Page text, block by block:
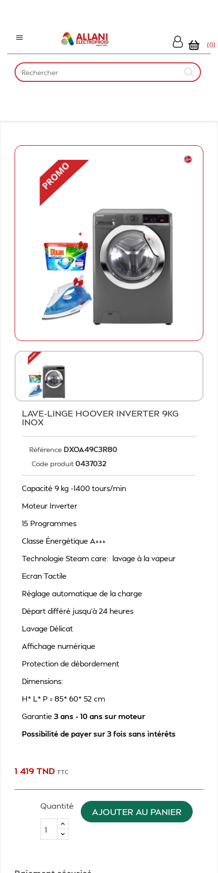

(0)
LAVE-LINGE HOOVER INVERTER 9KG
INOX
Référence DXOA49C3R80
Code produit 0437032
Capacité 9 kg -1400 tours/min
Moteur Inverter
15 Programmes
Classe Énergétique A+++
Technologie Steam care: lavage à la vapeur
Ecran Tactile
Réglage automatique de la charge
Départ différé jusqu'à 24 heures
Lavage Délicat
Affichage numérique
Protection de débordement
Dimensions:
H* L* P = 85* 60* 52 cm
Garantie 3 ans - 10 ans sur moteur
Possibilité de payer sur 3 fois sans intérêts
1 419 TND TTC
Quantité
AJOUTER AU PANIER